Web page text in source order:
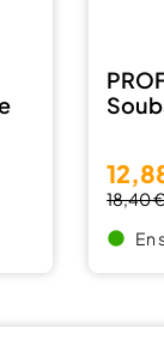
18,40
brightness_1 En